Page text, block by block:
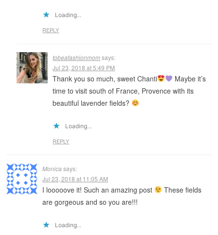
Loading...
REPLY
tobeafashionmom says:
Jul 23, 2018 at 5:49 PM
Thank you so much, sweet Chanti
Maybe it’s
time to visit south of France, Provence with its
beautiful lavender fields?
Loading...
REPLY
Monica says:
Jul 23, 2018 at 11:05 AM
I looooove it! Such an amazing post
These fields
are gorgeous and so you are!!!
Loading...